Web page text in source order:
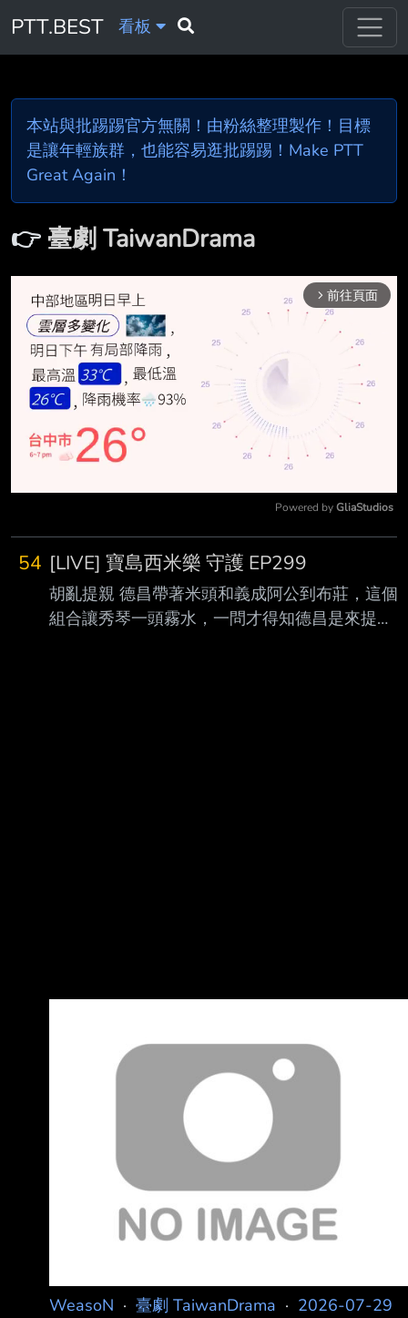
PTT.BEST 看板
本站與批踢踢官方無關！由粉絲整理製作！目標
是讓年輕族群，也能容易逛批踢踢！Make PTT
Great Again！
👉 臺劇 TaiwanDrama
arrow_forward_ios 前往頁面
Powered by GliaStudios
54 [LIVE] 寶島西米樂 守護 EP299
胡亂提親 德昌帶著米頭和義成阿公到布莊，這個
組合讓秀琴一頭霧水，一問才得知德昌是來提
WeasoN · 臺劇 TaiwanDrama · 2026-07-29